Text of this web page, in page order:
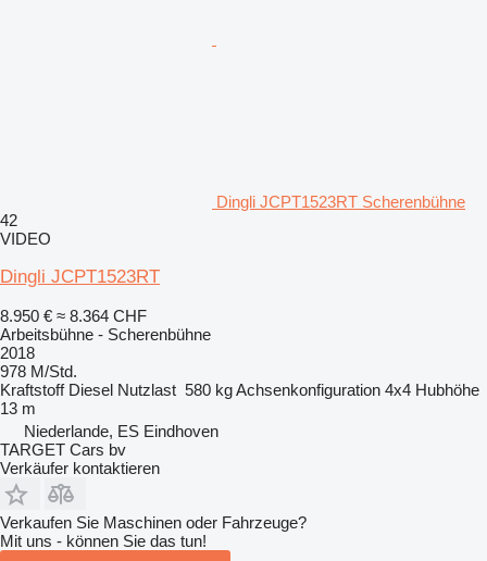
Dingli JCPT1523RT Scherenbühne
42
VIDEO
Dingli JCPT1523RT
8.950 € ≈ 8.364 CHF
Arbeitsbühne - Scherenbühne
2018
978 M/Std.
Kraftstoff Diesel Nutzlast 580 kgAchsenkonfiguration 4x4 Hubhöhe
13 m
Niederlande, ES Eindhoven
TARGET Cars bv
Verkäufer kontaktieren
Verkaufen Sie Maschinen oder Fahrzeuge?
Mit uns - können Sie das tun!